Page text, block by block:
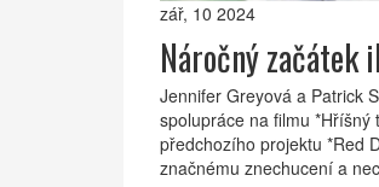
zář, 10 2024
Náročný začátek
Jennifer Greyová a Patrick
spolupráce na filmu *Hříšný
předchozího projektu *Red
značnému znechucení a